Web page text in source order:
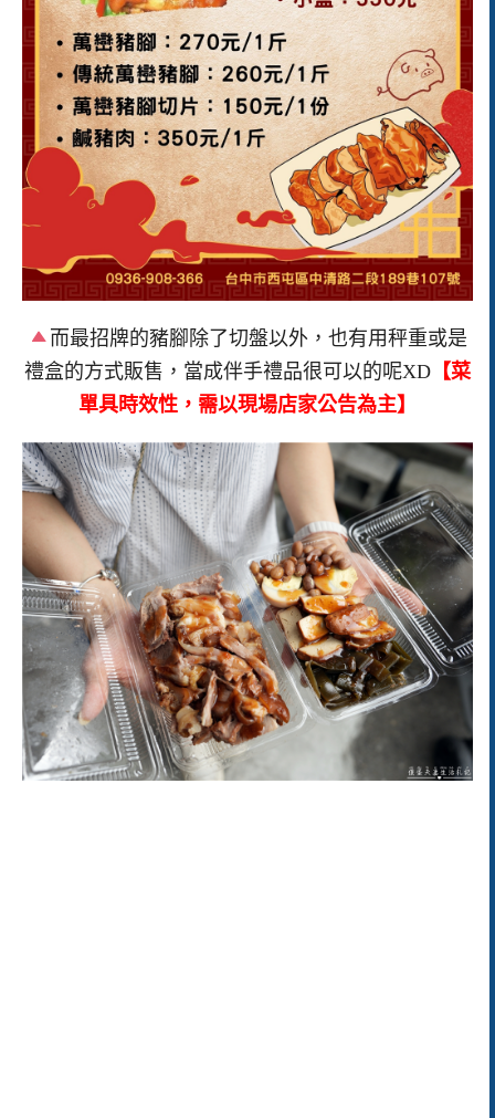
而最招牌的豬腳除了切盤以外，也有用秤重或是
禮盒的方式販售，當成伴手禮品很可以的呢XD 【菜
單具時效性，需以現場店家公告為主】